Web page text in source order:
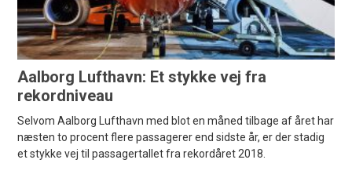
Aalborg Lufthavn: Et stykke vej fra
rekordniveau
Selvom Aalborg Lufthavn med blot en måned tilbage af året har
næsten to procent flere passagerer end sidste år, er der stadig
et stykke vej til passagertallet fra rekordåret 2018.